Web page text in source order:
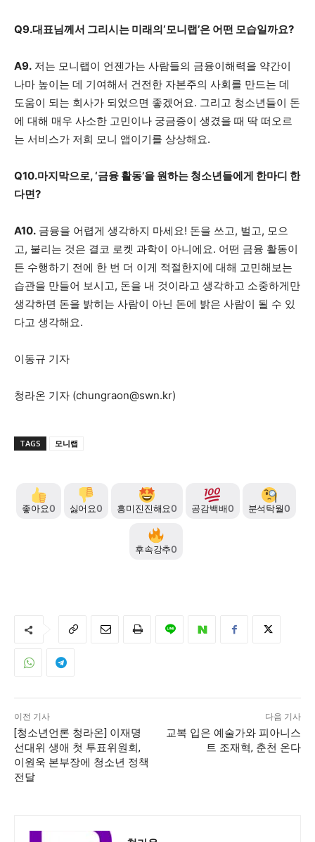
Q9.대표님께서 그리시는 미래의‘모니랩’은 어떤 모습일까요?
A9. 저는 모니랩이 언젠가는 사람들의 금융이해력을 약간이
나마 높이는 데 기여해서 건전한 자본주의 사회를 만드는 데
도움이 되는 회사가 되었으면 좋겠어요. 그리고 청소년들이 돈
에 대해 매우 사소한 고민이나 궁금증이 생겼을 때 딱 떠오르
는 서비스가 저희 모니 앱이기를 상상해요.
Q10.마지막으로, ‘금융 활동’을 원하는 청소년들에게 한마디 한
다면?
A10. 금융을 어렵게 생각하지 마세요! 돈을 쓰고, 벌고, 모으
고, 불리는 것은 결코 로켓 과학이 아니에요. 어떤 금융 활동이
든 수행하기 전에 한 번 더 이게 적절한지에 대해 고민해보는
습관을 만들어 보시고, 돈을 내 것이라고 생각하고 소중하게만
생각하면 돈을 밝히는 사람이 아닌 돈에 밝은 사람이 될 수 있
다고 생각해요.
이동규 기자
청라온 기자 (chungraon@swn.kr)
TAGS 모니랩
좋아요0 싫어요0 흥미진진해요0 공감백배0 분석탁월0
후속강추0
이전 기사
[청소년언론 청라온] 이재명
선대위 생애 첫 투표위원회,
이원욱 본부장에 청소년 정책
전달
다음 기사
교복 입은 예술가와 피아니스
트 조재혁, 춘천 온다